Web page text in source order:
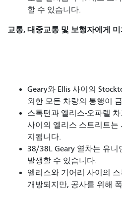
할 수 있습니다.
교통, 대중교통 및 보행자에게
Geary와 Ellis 사이의
외한 모든 차량의 통행이
스톡턴과 엘리스-오파렐
사이의 엘리스 스트리트는
지됩니다.
38/38L Geary 열차는 유니
발생할 수 있습니다.
엘리스와 기어리 사이의
개방되지만, 공사를 위해